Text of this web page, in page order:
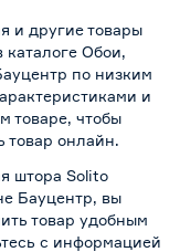
и другие товары
Обои,
по низким
и
товаре, чтобы
товар онлайн.
штора Solito
Бауцентр, вы
товар удобным
с информацией